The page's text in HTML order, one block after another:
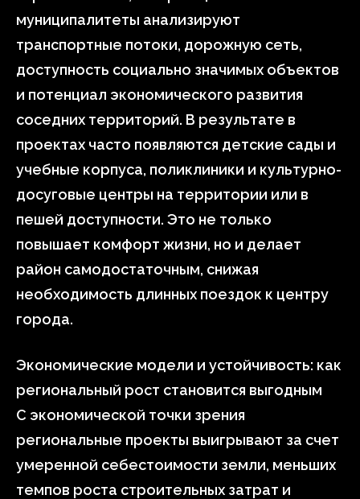
муниципалитеты анализируют
транспортные потоки, дорожную сеть,
доступность социально значимых объектов
и потенциал экономического развития
соседних территорий. В результате в
проектах часто появляются детские сады и
учебные корпуса, поликлиники и культурно-
досуговые центры на территории или в
пешей доступности. Это не только
повышает комфорт жизни, но и делает
район самодостаточным, снижая
необходимость длинных поездок к центру
города.
Экономические модели и устойчивость: как
региональный рост становится выгодным
С экономической точки зрения
региональные проекты выигрывают за счет
умеренной себестоимости земли, меньших
темпов роста строительных затрат и